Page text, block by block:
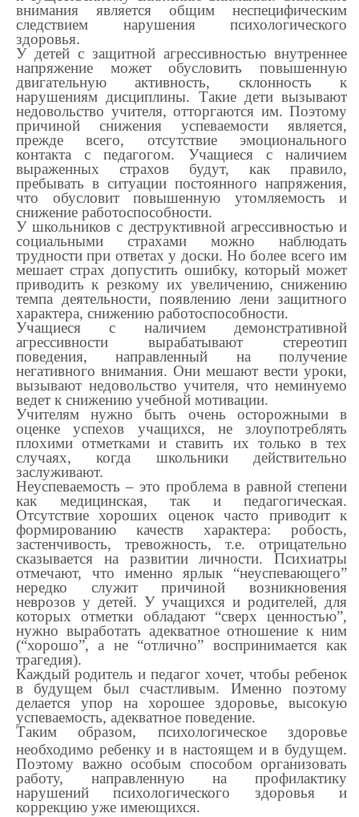
внимания является общим неспецифическим
следствием нарушения психологического
здоровья.
У детей с защитной агрессивностью внутреннее
напряжение может обусловить повышенную
двигательную активность, склонность к
нарушениям дисциплины. Такие дети вызывают
недовольство учителя, отторгаются им. Поэтому
причиной снижения успеваемости является,
прежде всего, отсутствие эмоционального
контакта с педагогом. Учащиеся с наличием
выраженных страхов будут, как правило,
пребывать в ситуации постоянного напряжения,
что обусловит повышенную утомляемость и
снижение работоспособности.
У школьников с деструктивной агрессивностью и
социальными страхами можно наблюдать
трудности при ответах у доски. Но более всего им
мешает страх допустить ошибку, который может
приводить к резкому их увеличению, снижению
темпа деятельности, появлению лени защитного
характера, снижению работоспособности.
Учащиеся с наличием демонстративной
агрессивности вырабатывают стереотип
поведения, направленный на получение
негативного внимания. Они мешают вести уроки,
вызывают недовольство учителя, что неминуемо
ведет к снижению учебной мотивации.
Учителям нужно быть очень осторожными в
оценке успехов учащихся, не злоупотреблять
плохими отметками и ставить их только в тех
случаях, когда школьники действительно
заслуживают.
Неуспеваемость – это проблема в равной степени
как медицинская, так и педагогическая.
Отсутствие хороших оценок часто приводит к
формированию качеств характера: робость,
застенчивость, тревожность, т.е. отрицательно
сказывается на развитии личности. Психиатры
отмечают, что именно ярлык “неуспевающего”
нередко служит причиной возникновения
неврозов у детей. У учащихся и родителей, для
которых отметки обладают “сверх ценностью”,
нужно выработать адекватное отношение к ним
(“хорошо”, а не “отлично” воспринимается как
трагедия).
Каждый родитель и педагог хочет, чтобы ребенок
в будущем был счастливым. Именно поэтому
делается упор на хорошее здоровье, высокую
успеваемость, адекватное поведение.
Таким образом, психологическое здоровье
необходимо ребенку и в настоящем и в будущем.
Поэтому важно особым способом организовать
работу, направленную на профилактику
нарушений психологического здоровья и
коррекцию уже имеющихся.